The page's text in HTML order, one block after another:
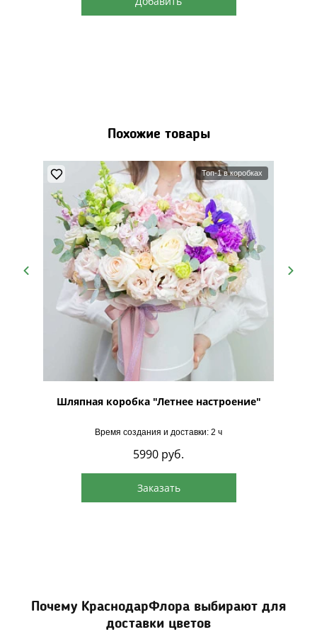
Похожие товары
Топ-1 в коробках
Шляпная коробка "Летнее настроение"
Время создания и доставки: 2 ч
5990 руб.
Заказать
Почему КраснодарФлора выбирают для
доставки цветов